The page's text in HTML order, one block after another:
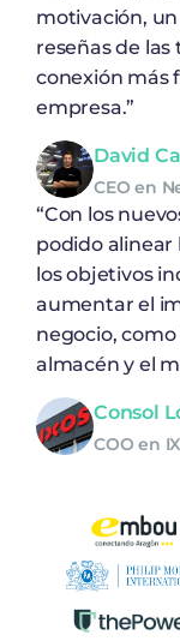
motivación,
reseñas de
conexión más
empresa.”
David
CEO en
“Con los
podido alinear
los objetivos
aumentar el
negocio,
almacén y el
Consol
COO en